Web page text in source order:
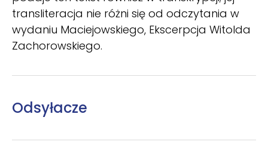
transliteracja nie różni się od odczytania w
wydaniu Maciejowskiego, Ekscerpcja Witolda
Zachorowskiego.
Odsyłacze